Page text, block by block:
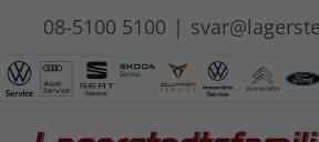
innehållet
08-5100 5100 |